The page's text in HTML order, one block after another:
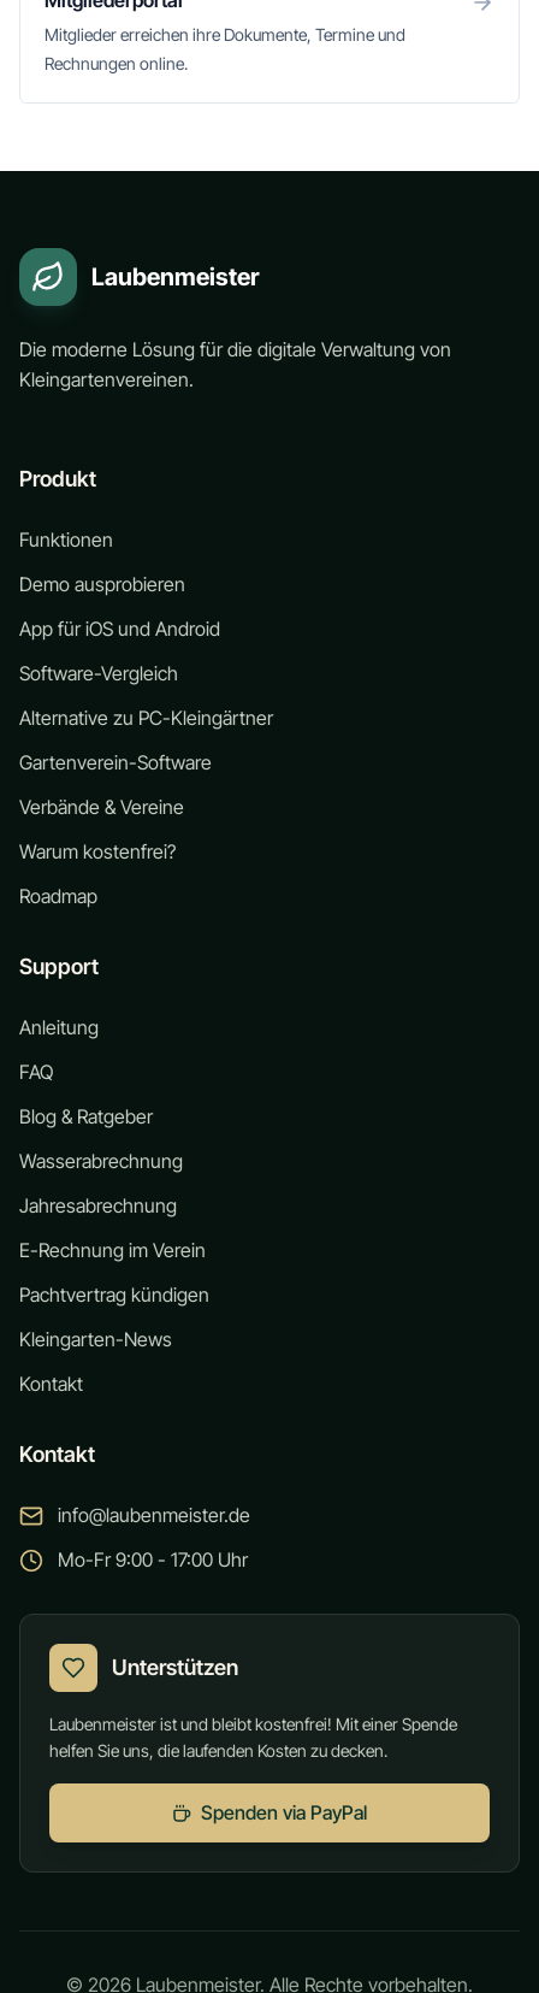
Mitglieder erreichen ihre Dokumente, Termine und
Rechnungen online.
Laubenmeister
Die moderne Lösung für die digitale Verwaltung von
Kleingartenvereinen.
Produkt
Funktionen
Demo ausprobieren
App für iOS und Android
Software-Vergleich
Alternative zu PC-Kleingärtner
Gartenverein-Software
Verbände & Vereine
Warum kostenfrei?
Roadmap
Support
Anleitung
FAQ
Blog & Ratgeber
Wasserabrechnung
Jahresabrechnung
E-Rechnung im Verein
Pachtvertrag kündigen
Kleingarten-News
Kontakt
Kontakt
info@laubenmeister.de
Mo-Fr 9:00 - 17:00 Uhr
Unterstützen
Laubenmeister ist und bleibt kostenfrei! Mit einer Spende
helfen Sie uns, die laufenden Kosten zu decken.
Spenden via PayPal
© 2026 Laubenmeister. Alle Rechte vorbehalten.